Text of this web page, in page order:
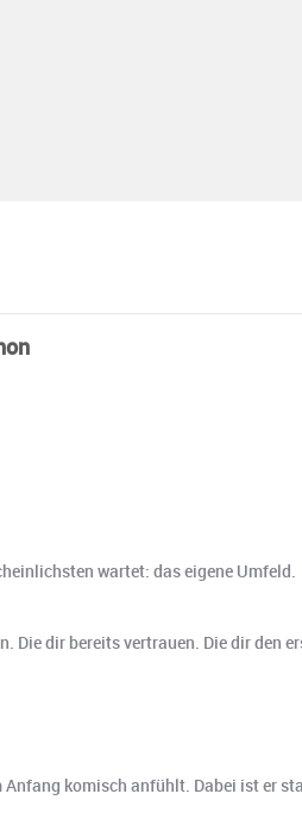
wartet: das eigene Umfeld.
Die dir bereits vertrauen. Die dir den
komisch anfühlt. Dabei ist er